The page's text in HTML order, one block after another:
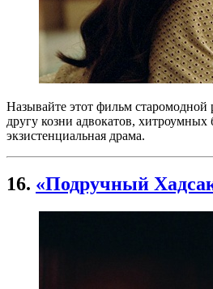
Называйте этот фильм
другу козни адвокатов,
экзистенциальная драма.
16. «Подручный